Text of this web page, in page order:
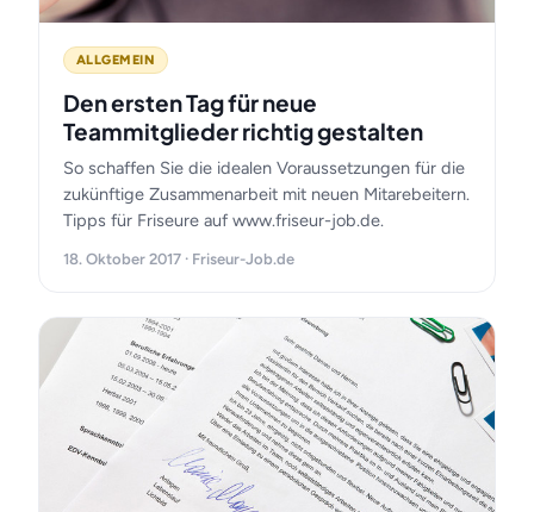
ALLGEMEIN
Den ersten Tag für neue
Teammitglieder richtig gestalten
So schaffen Sie die idealen Voraussetzungen für die
zukünftige Zusammenarbeit mit neuen Mitarebeitern.
Tipps für Friseure auf www.friseur-job.de.
18. Oktober 2017 · Friseur-Job.de